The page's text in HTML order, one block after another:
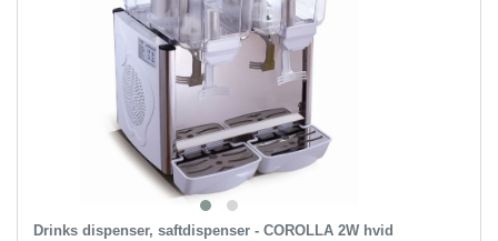
Drinks dispenser, saftdispenser - COROLLA 2W hvid